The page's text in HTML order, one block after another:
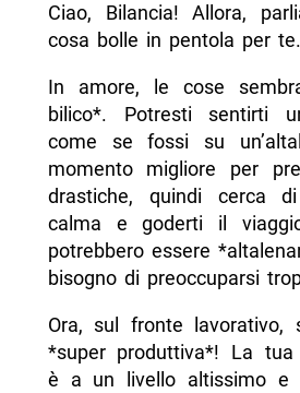
Ciao, Bilancia! Allora,
cosa bolle in pentola per te.
In amore, le cose
bilico*. Potresti sentirti
come se fossi su
momento migliore per
drastiche, quindi cerca
calma e goderti il
potrebbero essere
bisogno di preoccuparsi
Ora, sul fronte
*super produttiva*! La tua
è a un livello altissimo e